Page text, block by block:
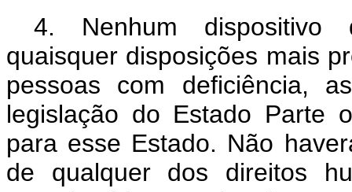
4. Nenhum dispositivo
quaisquer disposições mais
pessoas com deficiência,
legislação do Estado Parte
para esse Estado. Não
de qualquer dos direitos